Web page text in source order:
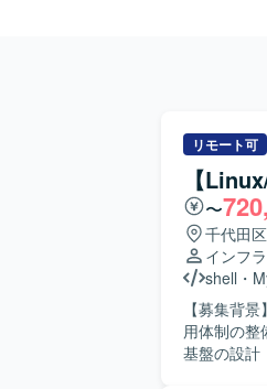
リモート可
【
〜
千代田
インフ
shell ・
【募集背
用体制の整備を進める
基盤の設計